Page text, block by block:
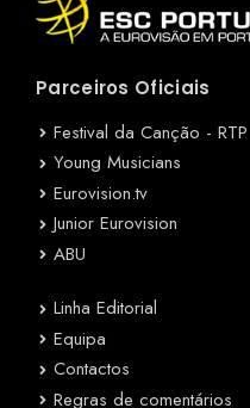
Parceiros Oficiais
Festival da Canção - RTP
Young Musicians
Eurovision.tv
Junior Eurovision
ABU
Linha Editorial
Equipa
Contactos
Regras de comentários